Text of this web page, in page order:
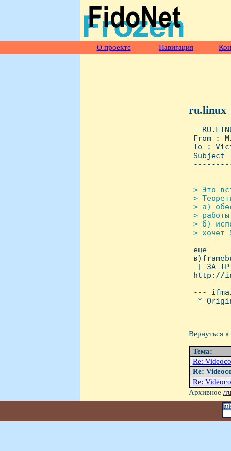
О проекте Навигация
ru.linux
-
From :
To :
Subject
> Это
>
> а)
>
> б)
> хочет
еще
[ ЗА IP
http://
---
*
Вернуться
Тема:
Re:
Re:
Re:
Архивное /